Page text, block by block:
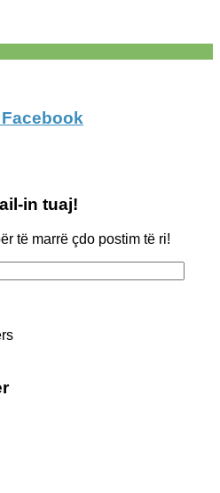
in tuaj!
të marrë çdo postim të ri!